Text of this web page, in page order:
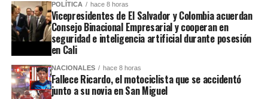
POLÍTICA hace 8 horas
Vicepresidentes de El Salvador y Colombia acuerdan
Consejo Binacional Empresarial y cooperan en
seguridad e inteligencia artificial durante posesión
en Cali
NACIONALES hace 8 horas
Fallece Ricardo, el motociclista que se accidentó
junto a su novia en San Miguel